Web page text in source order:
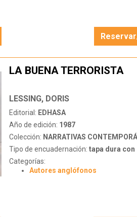
LA BUENA TERRORISTA
LESSING, DORIS
Editorial: EDHASA
Año de edición: 1987
Colección: NARRATIVAS
Tipo de encuadernación: tapa dura con
Categorías:
Autores anglófonos